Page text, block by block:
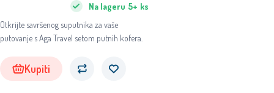
Otkrijte savršenog suputnika za vaše
putovanje s Aga Travel setom putnih kofera.
Na lageru 5+ ks
Kupiti